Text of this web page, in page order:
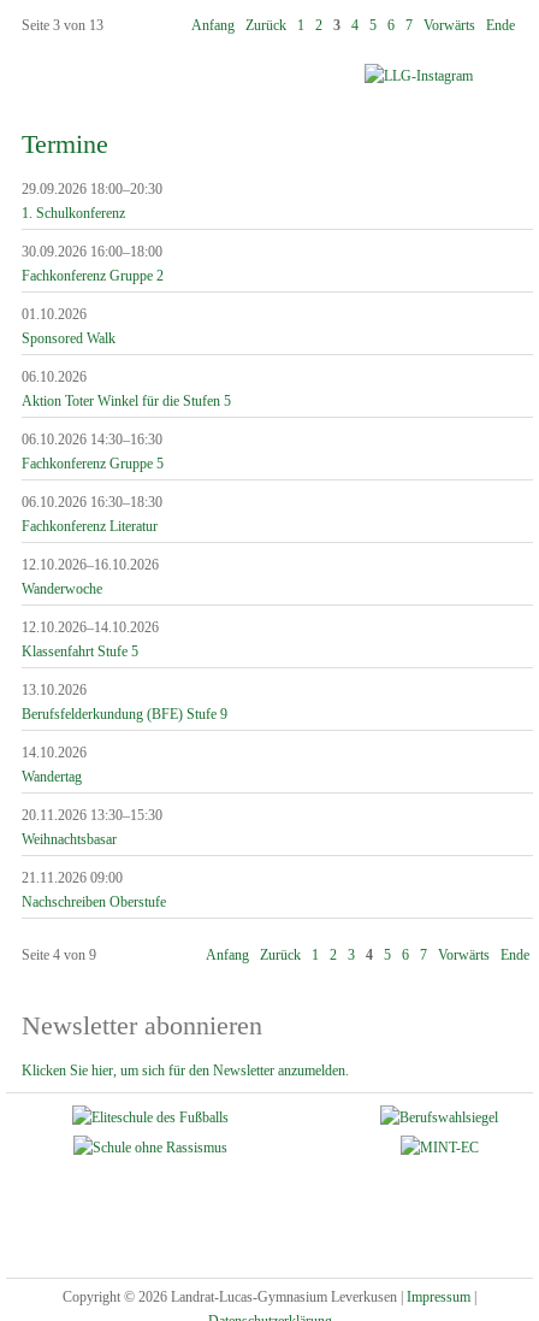
Seite 3 von 13 Anfang Zurück 1 2 3 4 5 6 7 Vorwärts Ende
Termine
29.09.2026 18:00–20:30
1. Schulkonferenz
30.09.2026 16:00–18:00
Fachkonferenz Gruppe 2
01.10.2026
Sponsored Walk
06.10.2026
Aktion Toter Winkel für die Stufen 5
06.10.2026 14:30–16:30
Fachkonferenz Gruppe 5
06.10.2026 16:30–18:30
Fachkonferenz Literatur
12.10.2026–16.10.2026
Wanderwoche
12.10.2026–14.10.2026
Klassenfahrt Stufe 5
13.10.2026
Berufsfelderkundung (BFE) Stufe 9
14.10.2026
Wandertag
20.11.2026 13:30–15:30
Weihnachtsbasar
21.11.2026 09:00
Nachschreiben Oberstufe
Seite 4 von 9 Anfang Zurück 1 2 3 4 5 6 7 Vorwärts Ende
Newsletter abonnieren
Klicken Sie hier, um sich für den Newsletter anzumelden.
Copyright © 2026 Landrat-Lucas-Gymnasium Leverkusen | Impressum |